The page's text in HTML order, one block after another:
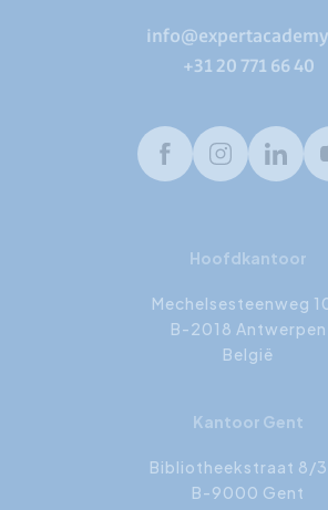
+31 20 771 66 40
FacebookInstagram
Hoofdkantoor
Mechelsesteenweg
B-2018 Antwerpen
België
Kantoor Gent
Bibliotheekstraat 8/
B-9000 Gent